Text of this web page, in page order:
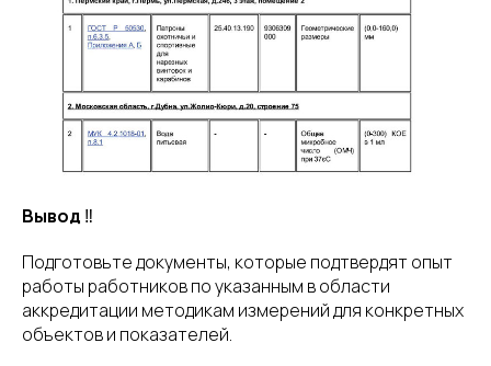
Вывод ‼
Подготовьте документы, которые подтвердят опыт
работы работников по указанным в области
аккредитации методикам измерений для конкретных
объектов и показателей.